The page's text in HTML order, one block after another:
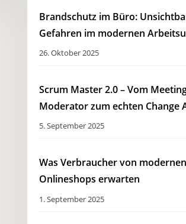
Brandschutz im Büro:
Gefahren im modernen
26. Oktober 2025
Scrum Master 2.0 – Vom
Moderator zum echten Change
5. September 2025
Was Verbraucher von modernen
Onlineshops erwarten
1. September 2025